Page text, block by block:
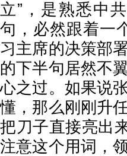
立”，是熟悉中
句，必然跟着一
习主席的决策部
的下半句居然不
心之过。如果说
懂，那么刚刚升
把刀子直接亮出
注意这个用词，